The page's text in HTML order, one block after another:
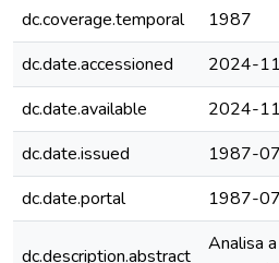
dc.coverage.temporal
1987
dc.date.accessioned
2024-
dc.date.available
2024-
dc.date.issued
1987-07
dc.date.portal
1987-07
dc.description.abstract
Analisa